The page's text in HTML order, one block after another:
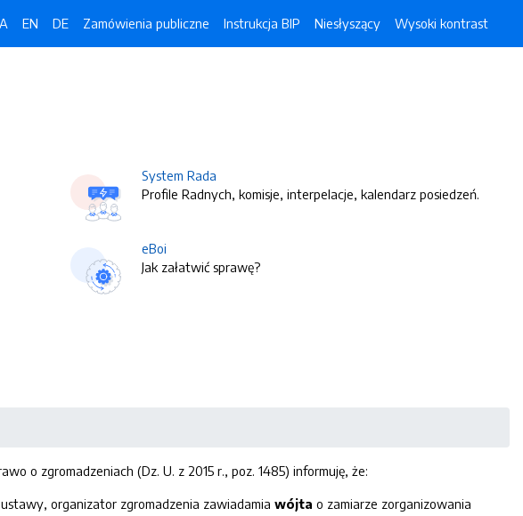
EN DE Zamówienia publiczne Instrukcja BIP Niesłyszący Wysoki kontrast
System Rada
Profile Radnych, komisje, interpelacje, kalendarz posiedzeń.
eBoi
Jak załatwić sprawę?
o zgromadzeniach (Dz. U. z 2015 r., poz. 1485) informuję, że:
organizator zgromadzenia zawiadamia wójta o zamiarze zorganizowania